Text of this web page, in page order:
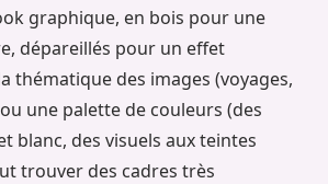
graphique, en bois pour une
dépareillés pour un effet
thématique des images (voyages,
une palette de couleurs (des
blanc, des visuels aux teintes
trouver des cadres très